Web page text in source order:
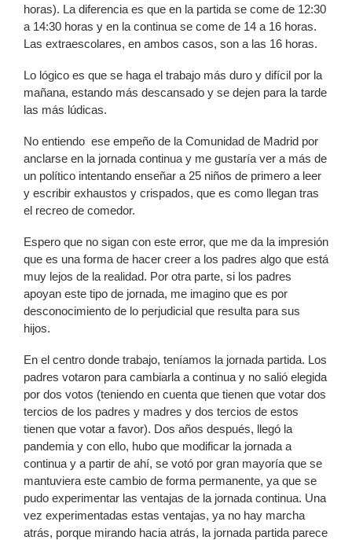
horas). La diferencia es que en la partida se come de 12:30
a 14:30 horas y en la continua se come de 14 a 16 horas.
Las extraescolares, en ambos casos, son a las 16 horas.
Lo lógico es que se haga el trabajo más duro y difícil por la
mañana, estando más descansado y se dejen para la tarde
las más lúdicas.
No entiendo ese empeño de la Comunidad de Madrid por
anclarse en la jornada continua y me gustaría ver a más de
un político intentando enseñar a 25 niños de primero a leer
y escribir exhaustos y crispados, que es como llegan tras
el recreo de comedor.
Espero que no sigan con este error, que me da la impresión
que es una forma de hacer creer a los padres algo que está
muy lejos de la realidad. Por otra parte, si los padres
apoyan este tipo de jornada, me imagino que es por
desconocimiento de lo perjudicial que resulta para sus
hijos.
En el centro donde trabajo, teníamos la jornada partida. Los
padres votaron para cambiarla a continua y no salió elegida
por dos votos (teniendo en cuenta que tienen que votar dos
tercios de los padres y madres y dos tercios de estos
tienen que votar a favor). Dos años después, llegó la
pandemia y con ello, hubo que modificar la jornada a
continua y a partir de ahí, se votó por gran mayoría que se
mantuviera este cambio de forma permanente, ya que se
pudo experimentar las ventajas de la jornada continua. Una
vez experimentadas estas ventajas, ya no hay marcha
atrás, porque mirando hacia atrás, la jornada partida parece